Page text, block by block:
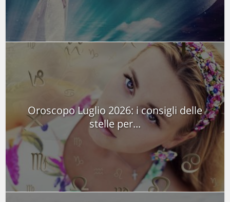
Oroscopo Luglio 2026: i consigli delle
stelle per...